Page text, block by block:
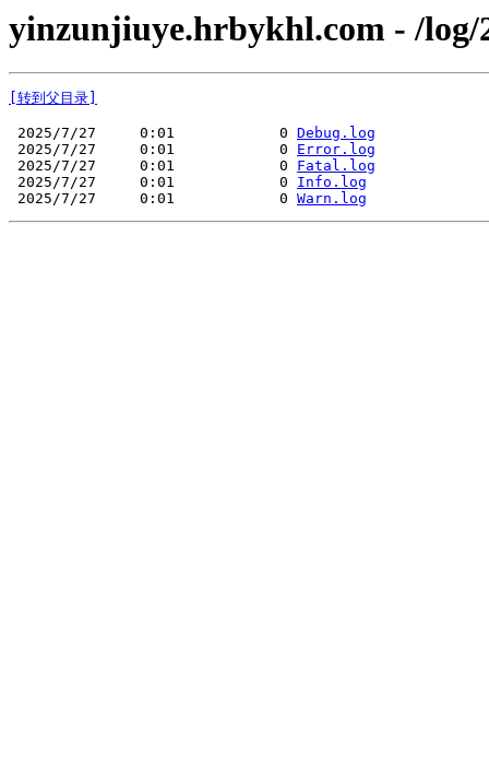
yinzunjiuye.hrbykhl.com - /log/
[转到父目录]
2025/7/27     0:01            0 Debug.log
2025/7/27     0:01            0 Error.log
2025/7/27     0:01            0 Fatal.log
2025/7/27     0:01            0 Info.log
2025/7/27     0:01            0 Warn.log